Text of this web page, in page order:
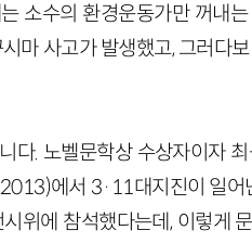
소수의 환경운동가만 꺼내는
마 사고가 발생했고, 그러다보
다. 노벨문학상 수상자이자
에서 3·11대지진이 일어
위에 참석했다는데, 이렇게